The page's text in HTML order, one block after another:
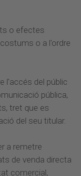
o efectes
o a l'ordre
l'accés del públic
pública,
tret que es
del seu titular.
a remetre
de venda directa
comercial,